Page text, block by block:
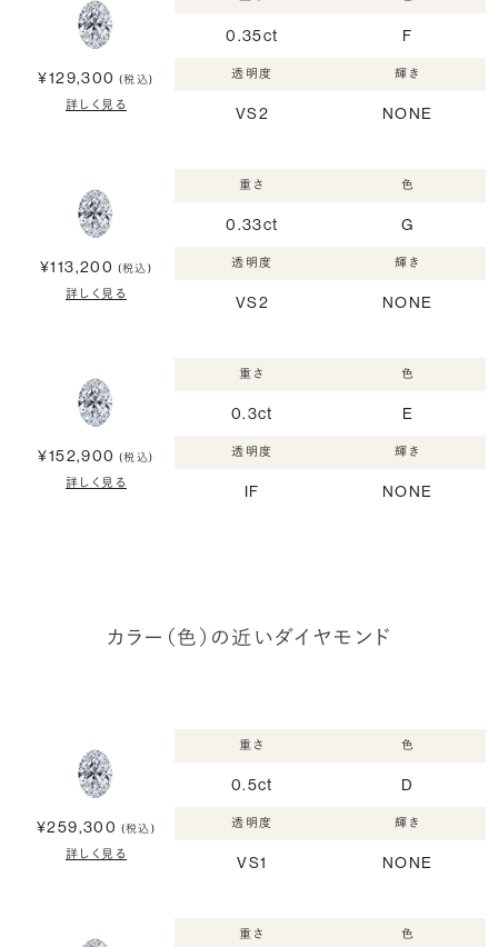
¥129,300 (税込)
詳しく見る
0.35ct F
透明度
VS2
輝き
NONE
¥113,200 (税込)
詳しく見る
重さ
0.33ct
色
G
透明度
VS2
輝き
NONE
¥152,900 (税込)
詳しく見る
重さ
0.3ct
色
E
透明度
IF
輝き
NONE
カラー（色）の近いダイヤモンド
¥259,300 (税込)
詳しく見る
重さ
0.5ct
色
D
透明度
VS1
輝き
NONE
重さ 色